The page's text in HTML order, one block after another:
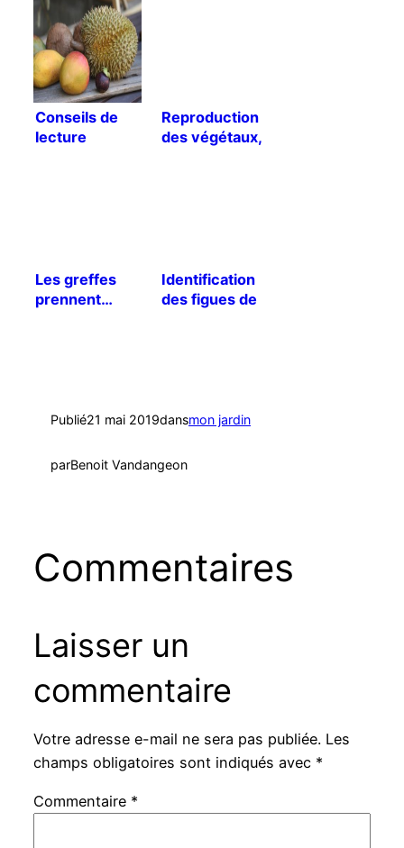
Conseils de
lecture
Reproduction
des végétaux,
Les greffes
prennent…
Identification
des figues de
Publié21 mai 2019dansmon jardin
parBenoit Vandangeon
Commentaires
Laisser un
commentaire
Votre adresse e-mail ne sera pas publiée. Les
champs obligatoires sont indiqués avec *
Commentaire *